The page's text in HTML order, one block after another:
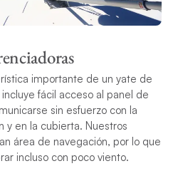
importante de un yate de
fácil acceso al panel de
sin esfuerzo con la
y en la cubierta. Nuestros
área de navegación, por lo que
incluso con poco viento.